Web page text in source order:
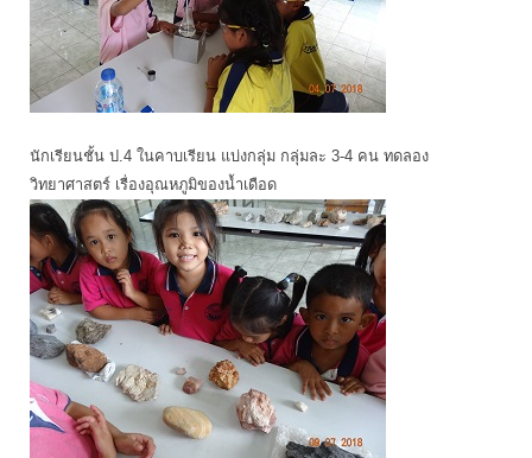
นักเรียนชั้น ป.4 ในคาบเรียน แบ่งกลุ่ม กลุ่มละ 3-4 คน ทดลอง
วิทยาศาสตร์ เรื่องอุณหภูมิของน้ำเดือด